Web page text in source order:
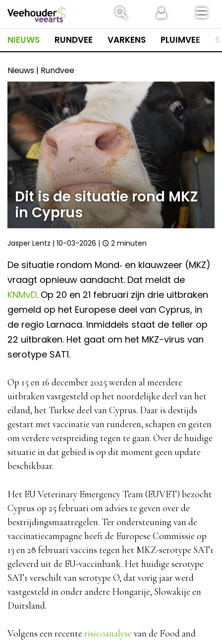
naar
inhoud
NIEUWS RUNDVEE VARKENS PLUIMVEE
Nieuws | Rundvee
Dit is de situatie rond MKZ
in Cyprus
Jasper Lentz | 10-03-2026 | 2 minuten
De situatie rondom Mond‑ en klauwzeer (MKZ)
vraagt opnieuw aandacht. Dat meldt de
KNMvD. Op 20 en 21 februari zijn drie uitbraken
gemeld op het Europese deel van Cyprus, in
de regio Larnaca. Inmiddels staat de teller op
22 uitbraken. Het gaat om het MKZ-virus van
serotype SAT1.
Op 15 en 16 december 2025 werden al meerdere
uitbraken vastgesteld op het noordelijke deel van het
eiland, het Turkse deel van Cyprus. Daar is destijds
gestart met vaccinatie van runderen, schapen en geiten
om verdere verspreiding tegen te gaan. Over de huidige
situatie in dat gebied is op dit moment geen update
beschikbaar.
Het EU Veterinary Emergency Team (EUVET) bezocht
Cyprus op 25 februari om advies te geven over de
bestrijdingsmaatregelen. Ter ondersteuning van de
vaccinatiecampagne heeft de Europese Commissie op
13 en 28 februari vaccins tegen het MKZ-serotype SAT1
geleverd uit de EU-vaccinbank. Het huidige serotype
SAT1 verschilt van serotype O, dat vorig jaar werd
vastgesteld in onder andere Hongarije, Slowakije en
Duitsland.
Volgens een recente risicoanalyse van de Food and